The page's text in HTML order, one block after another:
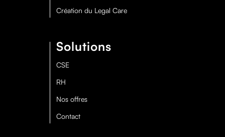
Création du Legal Care
Solutions
CSE
RH
Nos offres
Contact